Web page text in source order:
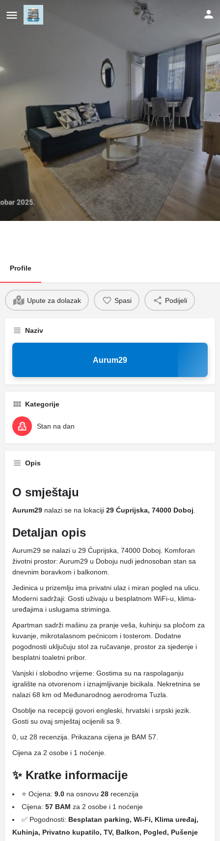
Aurum29
Profile
Upute za dolazak Spasi Podijeli
Naziv
Aurum29
Kategorije
Stan na dan
Opis
O smještaju
Aurum29 nalazi se na lokaciji 29 Ćuprijska, 74000 Doboj
Detaljan opis
Aurum29 se nalazi u 29 Ćuprijska, 74000 Doboj. Komforan
životni prostor: Aurum29 u Doboju nudi jednosoban stan sa
dnevnim boravkom i balkonom.
Jedinica u prizemlju ima privatni ulaz i miran pogled na ulicu.
Moderni sadržaji: Gosti uživaju u besplatnom WiFi-u, klima-
uređajima i uslugama striminga.
Apartman sadrži mašinu za pranje veša, kuhinju sa pločom za
kuvanje, mikrotalasnom pećnicom i tosterom. Dodatne
pogodnosti uključuju stol za ručavanje, prostor za sjedenje i
besplatni toaletni pribor.
Vanjski i slobodno vrijeme: Gostima su na raspolaganju
igralište na otvorenom i iznajmljivanje bicikala. Nekretnina se
nalazi 68 km od Međunarodnog aerodroma Tuzla.
Osoblje na recepciji govori engleski, hrvatski i srpski jezik.
Gosti su ovaj smještaj ocijenili sa 9.
0, uz 28 recenzija. Prikazana cijena je BAM 57.
Cijena za 2 osobe i 1 noćenje.
✨ Kratke informacije
⭐ Ocjena: 9.0 na osnovu 28 recenzija
Cijena: 57 BAM za 2 osobe i 1 noćenje
✅ Pogodnosti: Besplatan parking, Wi-Fi, Klima uređaj,
Kuhinja, Privatno kupatilo, TV, Balkon, Pogled, Pušenje